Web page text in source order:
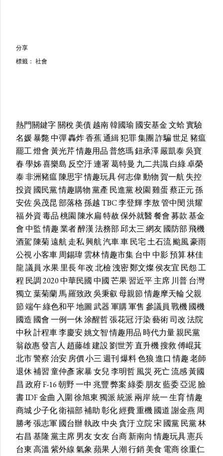
分享
標籤： 社會
熱門關鍵字關稅美債越南韓國瑜 國安基金文蛤實驗
名媛暴斃中彈轟炸香蕉通緝犯罪集團詐騙世足 豬瘟
罷工燈會黃光芹情趣用品普悠瑪鈕承澤嚴凱泰吳寶
春學姊喜樂島 反空汙連署葛特曼 九二共識白綠卓榮
泰非洲豬瘟陳思宇情趣玩具何志偉動物賀一航失控
投資 國民黨情趣購物黨產 民進黨校園雞蛋蔡正元孫
安佐吳茂昆部落格孫越TBC李登輝李敖管中閔洪耀
福外資毒品桃園陳水扁特赦保外就醫餐會募款基金
會中監情趣業者醉漢法務部邱太三網友國防部飛機
酒駕陳菊遠航走私興航汽車車民宅土石流颱風豪雨
公視小客車周錫瑋雲林情趣市集台中 中影預算林佳
龍議員 水果里長年改北檢洩密鄭文燦侯友宜 民怨工
程 民調2020中華民國中國芒果習近平主席 川普台灣
獨立葉菊蘭馬羅致政吳秉叡母親節情趣摩天輪父親
節端午綠色和平地圖武器軍購軍售 參議員 戰機國機
國造 國會一例一休涂醒哲張花冠汙染藝術司改法院
中秋計程車李慶安姚文智情趣用品 時代力量親民黨
翁啟惠發言人 趙藤雄建設劉世芳直升機搜救傅崐萁
北市警察治安房價小三週刊爆料色狼進口 情趣老師
退休補習童仲彥家暴女兒李明哲風災 死亡流感黃國
昌 政府F-16朝野一中 兆豐弊案綠委朋友藍委亞泥臉
書IDF金曲 入圍徐旭東獨派統派 兩岸統一生育情趣
商城少子化衛福部補助彰化經費重機國道謝金燕 周
勝考張志軍國台辦執政中央貪汙立院宋 國黨民黨林
右昌 基隆黨主席男友女友台商新南向 情趣玩具憲兵
台東高溫 紫外線氣象蘋果 人潮行銷美食 電商徐重仁